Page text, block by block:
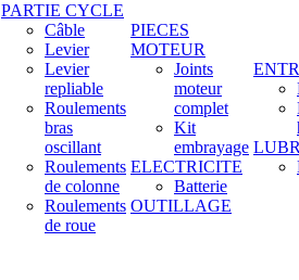
PARTIE CYCLE
Câble
Levier
Levier
repliable
Roulements
bras
oscillant
Roulements
de colonne
Roulements
de roue
PIECES
MOTEUR
Joints
moteur
complet
Kit
embrayage
ELECTRICITE
Batterie
OUTILLAGE